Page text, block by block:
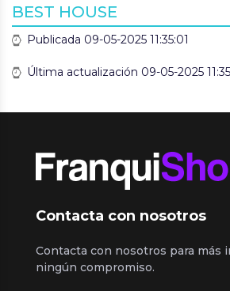
BEST HOUSE
Publicada 09-05-2025 11:35:01
Última actualización 09-05-2025
Contacta con nosotros
Contacta con nosotros para más
ningún compromiso.